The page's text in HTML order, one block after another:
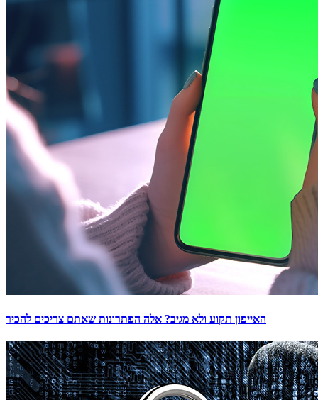
האייפון תקוע ולא מגיב? אלה הפתרונות שאתם צריכים להכיר